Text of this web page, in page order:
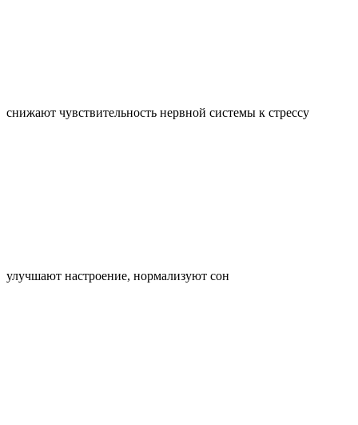
снижают чувствительность нервной системы к стрессу
улучшают настроение, нормализуют сон